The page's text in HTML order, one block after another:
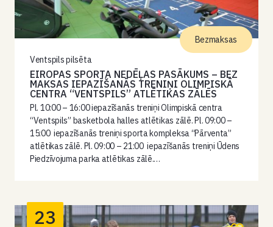
Ventspils pilsēta
EIROPAS SPORTA NEDĒĻAS PASĀKUMS – BEZ
MAKSAS IEPAZĪŠANĀS TRENIŅI OLIMPISKĀ
CENTRA “VENTSPILS” ATLĒTIKAS ZĀLĒS
Pl. 10:00 – 16:00 iepazīšanās treniņi Olimpiskā centra
“Ventspils” basketbola halles atlētikas zālē. Pl. 09:00 –
15:00 iepazīšanās treniņi sporta kompleksa “Pārventa”
atlētikas zālē. Pl. 09:00 – 21:00 iepazīšanās treniņi Ūdens
Piedzīvojuma parka atlētikas zālē.…
Bezmaksas
23